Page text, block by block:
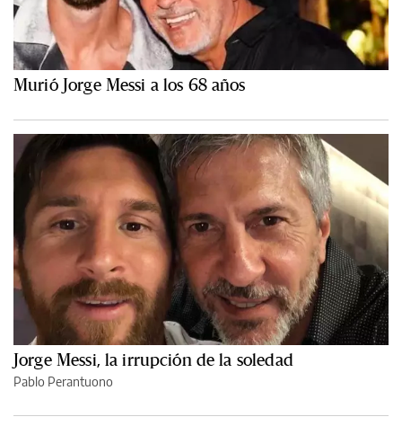
Murió Jorge Messi a los 68 años
Jorge Messi, la irrupción de la soledad
Pablo Perantuono